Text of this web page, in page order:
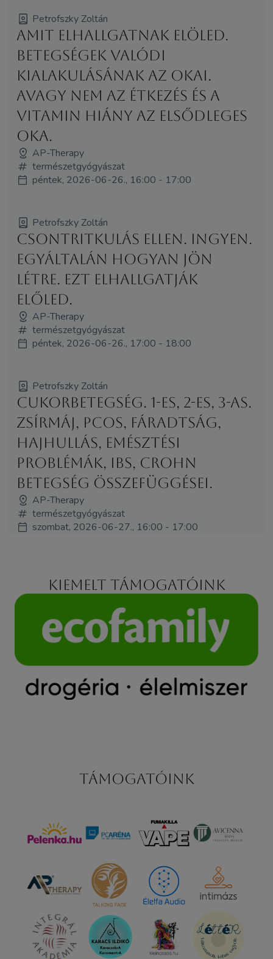
Petrofszky Zoltán
Amit elhallgatnak elöled.
Betegségek valódi
kialakulásának az okai.
Avagy nem az étkezés és a
vitamin hiány az elsődleges
oka.
AP-Therapy
természetgyógyászat
péntek, 2026-06-26., 16:00 - 17:00
Petrofszky Zoltán
Csontritkulás ellen. INGYEN.
Egyáltalán hogyan jön
létre. Ezt elhallgatják
előled.
AP-Therapy
természetgyógyászat
péntek, 2026-06-26., 17:00 - 18:00
Petrofszky Zoltán
Cukorbetegség. 1-es, 2-es, 3-as.
Zsírmáj, PCOS, fáradtság,
hajhullás, emésztési
problémák, IBS, Crohn
betegség összefüggései.
AP-Therapy
természetgyógyászat
szombat, 2026-06-27., 16:00 - 17:00
Kiemelt támogatóink
Támogatóink